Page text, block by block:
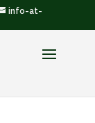
info-at-